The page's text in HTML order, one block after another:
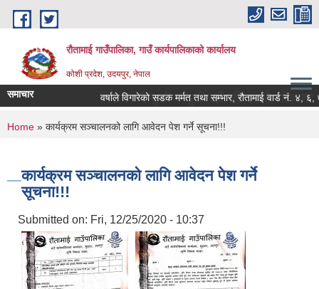
Skip to main content
रौतामाई गाउँपालिका, गाउँ कार्यपालिकाको कार्यालय
कोशी प्रदेश, उदयपुर, नेपाल
हाम्रो अभियान सबै सुखी र खुसी रहौं यहि हाम्रो पहिचान"
समाचार वर्षाले विगारेको सडक मर्मत तथा सम्भार, रौतामाई वार्ड नं. ४, ६, ७
You are here
Home » कार्यक्रम सञ्चालनको लागि आवेदन पेश गर्ने सूचना!!!
कार्यक्रम सञ्चालनको लागि आवेदन पेश गर्ने
सूचना!!!
Submitted on: Fri, 12/25/2020 - 10:37